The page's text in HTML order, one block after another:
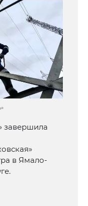
завершила
в Ямало-